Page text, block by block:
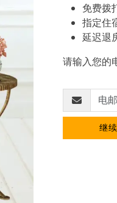
免费拨
指定住
延迟退
请输入您的
继续